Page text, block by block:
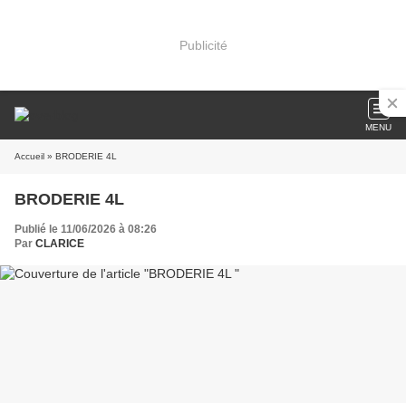
Publicité
MENU
Accueil » BRODERIE 4L
BRODERIE 4L
Publié le 11/06/2026 à 08:26
Par CLARICE